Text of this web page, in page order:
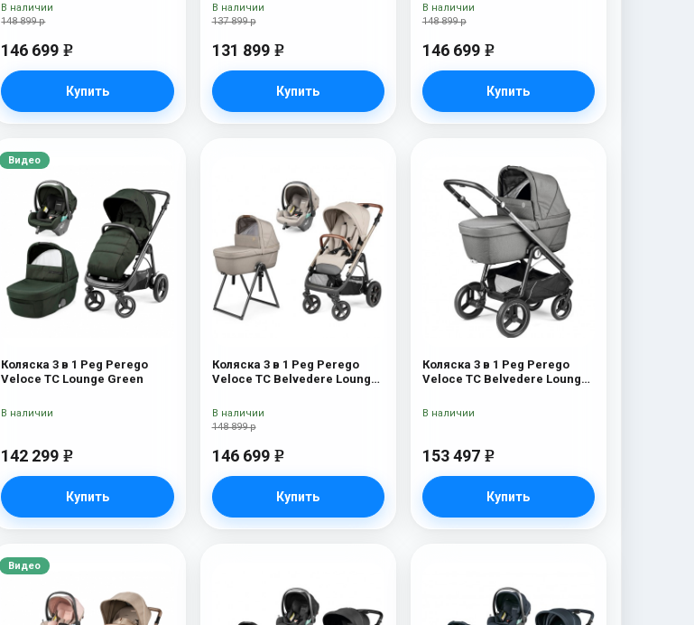
148 899 р
146 699 e
Купить
В наличии
137 899 р
131 899 e
Купить
В наличии
148 899 р
146 699 e
Купить
В наличии
Видео
Коляска 3 в 1 Peg Perego
Veloce TC Lounge Green
142 299 e
Купить
В наличии
Коляска 3 в 1 Peg Perego
Veloce TC Belvedere Lounge
148 899 р
146 699 e
Купить
В наличии
Коляска 3 в 1 Peg Perego
Veloce TC Belvedere Lounge
153 497 e
Купить
В наличии
Видео